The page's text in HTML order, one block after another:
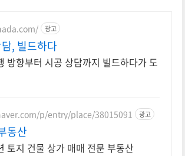
광고
, 빌드하다
방향부터 시공 상담까지 빌드하다가 도
p/entry/place/38015091 광고
동산
토지 건물 상가 매매 전문 부동산